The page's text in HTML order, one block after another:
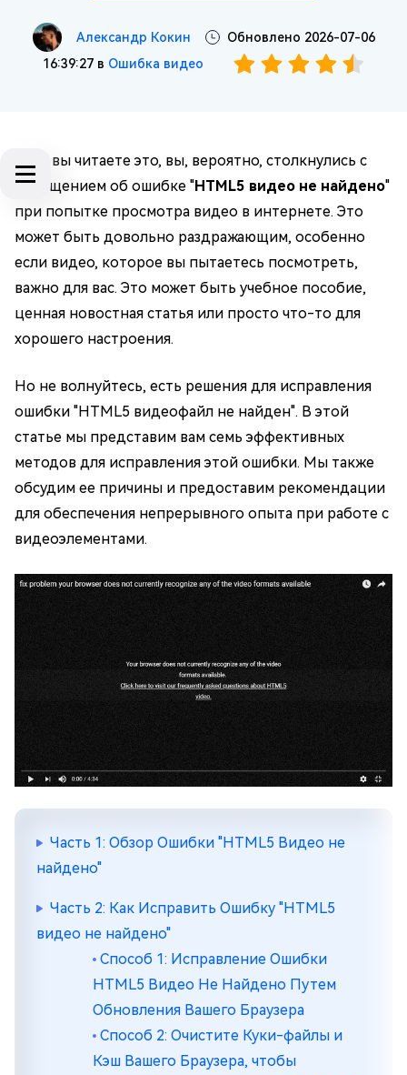
Александр Кокин
Обновлено 2026-07-06
16:39:27 в Ошибка видео
Если вы читаете это, вы, вероятно, столкнулись с
сообщением об ошибке "HTML5 видео не найдено"
при попытке просмотра видео в интернете. Это
может быть довольно раздражающим, особенно
если видео, которое вы пытаетесь посмотреть,
важно для вас. Это может быть учебное пособие,
ценная новостная статья или просто что-то для
хорошего настроения.
Но не волнуйтесь, есть решения для исправления
ошибки "HTML5 видеофайл не найден". В этой
статье мы представим вам семь эффективных
методов для исправления этой ошибки. Мы также
обсудим ее причины и предоставим рекомендации
для обеспечения непрерывного опыта при работе с
видеоэлементами.
Часть 1: Обзор Ошибки "HTML5 Видео не
найдено"
Часть 2: Как Исправить Ошибку "HTML5
видео не найдено"
Способ 1: Исправление Ошибки
HTML5 Видео Не Найдено Путем
Обновления Вашего Браузера
Способ 2: Очистите Куки-файлы и
Кэш Вашего Браузера, чтобы